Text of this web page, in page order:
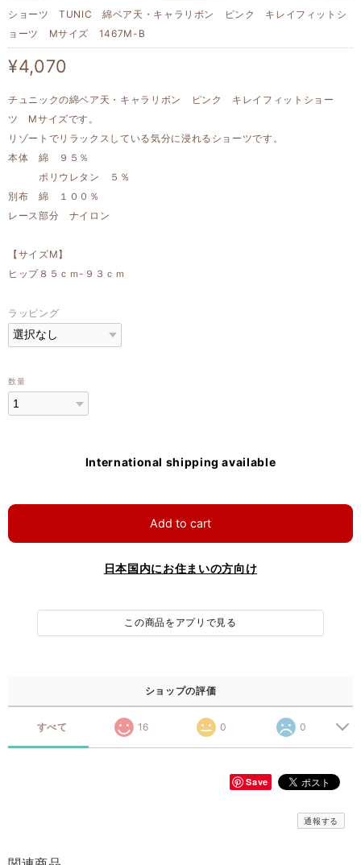
ショーツ TUNIC 綿ベア天・キャラリボン ピンク キレイフィットシ
ョーツ Mサイズ 1467M-B
¥4,070
チュニックの綿ベア天・キャラリボン ピンク キレイフィットショー
ツ Mサイズです。
リゾートでリラックスしている気分に浸れるショーツです。
本体 綿 ９５％
ポリウレタン ５％
別布 綿 １００％
レース部分 ナイロン
【サイズM】
ヒップ８５ｃｍ-９３ｃｍ
ラッピング
数量
International shipping available
Add to cart
日本国内にお住まいの方向け
この商品をアプリで見る
ショップの評価
すべて 16 0 0
Save
通報する